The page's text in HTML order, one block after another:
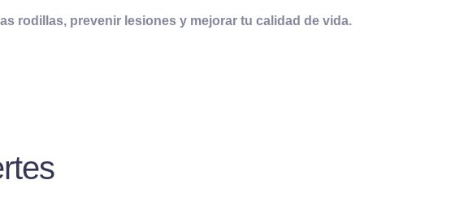
rodillas, prevenir lesiones y mejorar tu calidad de vida.